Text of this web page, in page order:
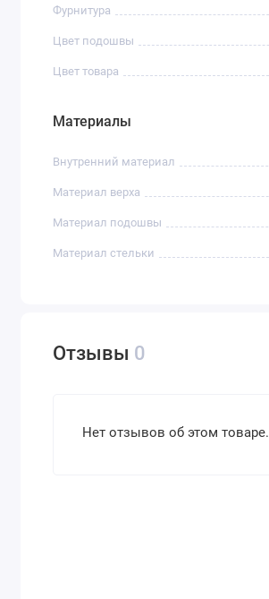
Фурнитура
Цвет подошвы
Цвет товара
Материалы
Внутренний материал
Материал верха
Материал подошвы
Материал стельки
Отзывы 0
Нет отзывов об этом товаре.